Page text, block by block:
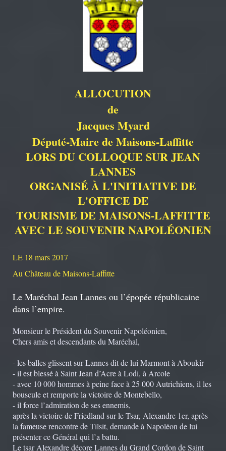
ALLOCUTION
de
Jacques Myard
Député-Maire de Maisons-Laffitte
LORS DU COLLOQUE SUR JEAN
LANNES
ORGANISÉ À L'INITIATIVE DE
L'OFFICE DE
TOURISME DE MAISONS-LAFFITTE
AVEC LE SOUVENIR NAPOLÉONIEN
LE 18 mars 2017
Au Château de Maisons-Laffitte
Le Maréchal Jean Lannes ou l’épopée républicaine
dans l’empire.
Monsieur le Président du Souvenir Napoléonien,
Chers amis et descendants du Maréchal,
- les balles glissent sur Lannes dit de lui Marmont à Aboukir
- il est blessé à Saint Jean d’Acre à Lodi, à Arcole
- avec 10 000 hommes à peine face à 25 000 Autrichiens, il les
bouscule et remporte la victoire de Montebello,
- il force l’admiration de ses ennemis,
après la victoire de Friedland sur le Tsar, Alexandre 1er, après
la fameuse rencontre de Tilsit, demande à Napoléon de lui
présenter ce Général qui l’a battu.
Le tsar Alexandre décore Lannes du Grand Cordon de Saint